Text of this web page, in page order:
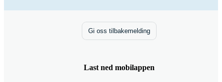
Gi oss tilbakemelding
Last ned mobilappen